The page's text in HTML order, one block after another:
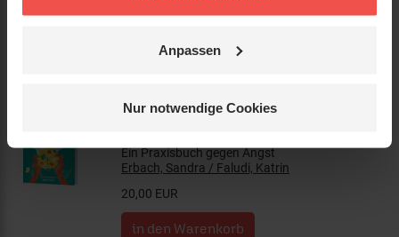
Anpassen
Nur notwendige Cookies
Heavenly Mental – Über Gott und
Ein Praxisbuch gegen Angst
Erbach, Sandra / Faludi, Katrin
20,00 EUR